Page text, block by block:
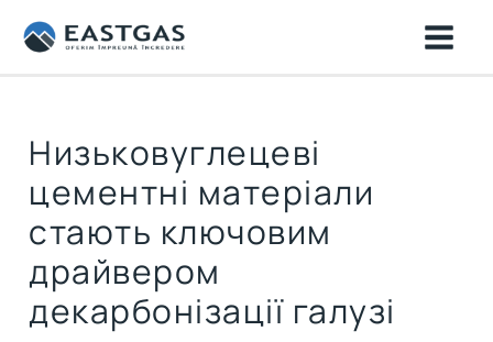
Перейти
Низьковуглецеві
цементні матеріали
стають ключовим
драйвером
декарбонізації галузі